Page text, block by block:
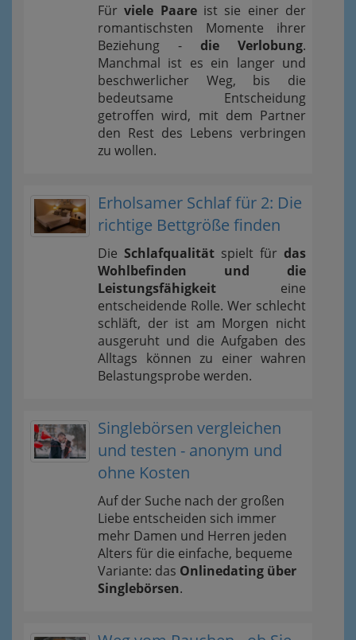
Fürviele Paareist sie einer der
romantischsten Momente ihrer
Beziehung - die Verlobung.
Manchmal ist es ein langer und
beschwerlicher Weg, bis die
bedeutsame Entscheidung
getroffen wird, mit dem Partner
den Rest des Lebens verbringen
zu wollen.
Erholsamer Schlaf für 2: Die
richtige Bettgröße finden
Die Schlafqualität spielt für das
Wohlbefinden und die
Leistungsfähigkeit eine
entscheidende Rolle. Wer schlecht
schläft, der ist am Morgen nicht
ausgeruht und die Aufgaben des
Alltags können zu einer wahren
Belastungsprobe werden.
Singlebörsen vergleichen
und testen - anonym und
ohne Kosten
Auf der Suche nach der großen
Liebe entscheiden sich immer
mehr Damen und Herren jeden
Alters für die einfache, bequeme
Variante: das Onlinedating über
Singlebörsen.